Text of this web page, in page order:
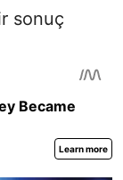
sonuç